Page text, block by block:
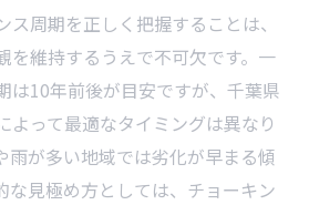
周期を正しく把握することは、
を維持するうえで不可欠です。一
は10年前後が目安ですが、千葉県
よって最適なタイミングは異なり
雨が多い地域では劣化が早まる傾
な見極め方としては、チョーキン